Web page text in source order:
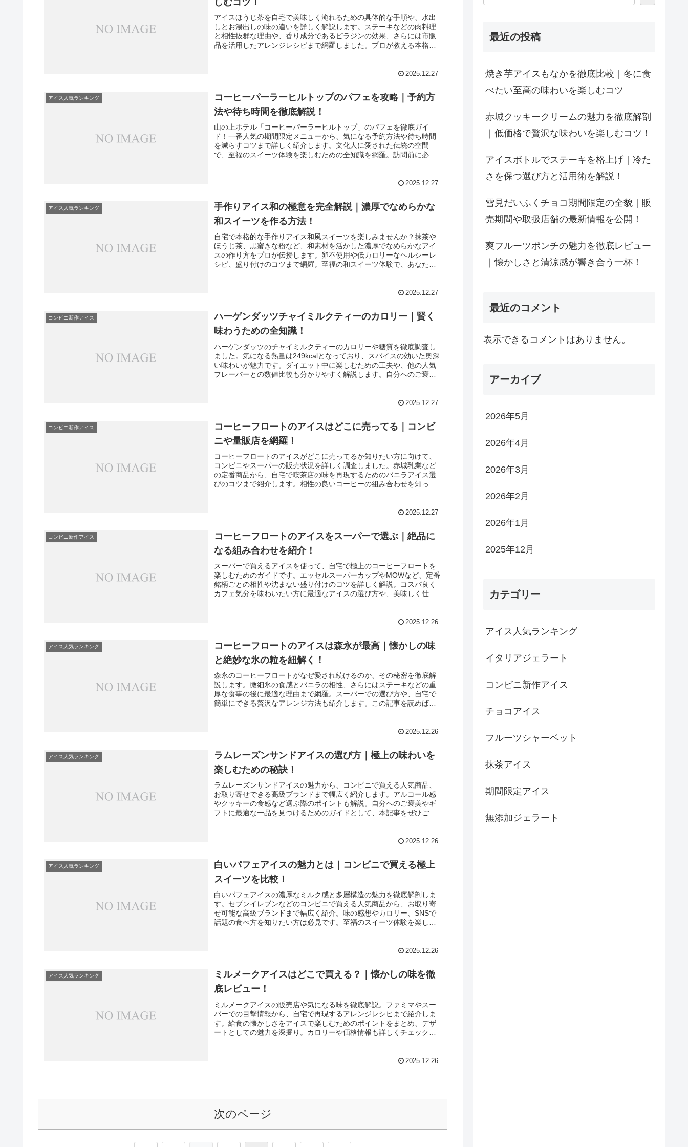
アイスほうじ茶を自宅で美味しく淹れるための具体的な手順や、水出
しとお湯出しの味の違いを詳しく解説します。ステーキなどの肉料理
と相性抜群な理由や、香り成分であるピラジンの効果、さらには市販
品を活用したアレンジレシピまで網羅しました。プロが教える本格的
2025.12.27
アイス人気ランキング
コーヒーパーラーヒルトップのパフェを攻略｜予約方
法や待ち時間を徹底解説！
山の上ホテル「コーヒーパーラーヒルトップ」のパフェを徹底ガイ
ド！一番人気の期間限定メニューから、気になる予約方法や待ち時間
を減らすコツまで詳しく紹介します。文化人に愛された伝統の空間
で、至福のスイーツ体験を楽しむための全知識を網羅。訪問前に必読
2025.12.27
アイス人気ランキング
手作りアイス和の極意を完全解説｜濃厚でなめらかな
和スイーツを作る方法！
自宅で本格的な手作りアイス和風スイーツを楽しみませんか？抹茶や
ほうじ茶、黒蜜きな粉など、和素材を活かした濃厚でなめらかなアイ
スの作り方をプロが伝授します。卵不使用や低カロリーなヘルシーレ
シピ、盛り付けのコツまで網羅。至福の和スイーツ体験で、あなたの
2025.12.27
コンビニ新作アイス
ハーゲンダッツチャイミルクティーのカロリー｜賢く
味わうための全知識！
ハーゲンダッツのチャイミルクティーのカロリーや糖質を徹底調査し
ました。気になる熱量は249kcalとなっており、スパイスの効いた奥深
い味わいが魅力です。ダイエット中に楽しむための工夫や、他の人気
フレーバーとの数値比較も分かりやすく解説します。自分へのご褒美
2025.12.27
コンビニ新作アイス
コーヒーフロートのアイスはどこに売ってる｜コンビ
ニや量販店を網羅！
コーヒーフロートのアイスがどこに売ってるか知りたい方に向けて、
コンビニやスーパーの販売状況を詳しく調査しました。赤城乳業など
の定番商品から、自宅で喫茶店の味を再現するためのバニラアイス選
びのコツまで紹介します。相性の良いコーヒーの組み合わせを知っ
2025.12.27
コンビニ新作アイス
コーヒーフロートのアイスをスーパーで選ぶ｜絶品に
なる組み合わせを紹介！
スーパーで買えるアイスを使って、自宅で極上のコーヒーフロートを
楽しむためのガイドです。エッセルスーパーカップやMOWなど、定番
銘柄ごとの相性や沈まない盛り付けのコツを詳しく解説。コスパ良く
カフェ気分を味わいたい方に最適なアイスの選び方や、美味しく仕上
2025.12.26
アイス人気ランキング
コーヒーフロートのアイスは森永が最高｜懐かしの味
と絶妙な氷の粒を紐解く！
森永のコーヒーフロートがなぜ愛され続けるのか、その秘密を徹底解
説します。微細氷の食感とバニラの相性、さらにはステーキなどの重
厚な食事の後に最適な理由まで網羅。スーパーでの選び方や、自宅で
簡単にできる贅沢なアレンジ方法も紹介します。この記事を読めば、
2025.12.26
アイス人気ランキング
ラムレーズンサンドアイスの選び方｜極上の味わいを
楽しむための秘訣！
ラムレーズンサンドアイスの魅力から、コンビニで買える人気商品、
お取り寄せできる高級ブランドまで幅広く紹介します。アルコール感
やクッキーの食感など選ぶ際のポイントも解説。自分へのご褒美やギ
フトに最適な一品を見つけるためのガイドとして、本記事をぜひご活
2025.12.26
アイス人気ランキング
白いパフェアイスの魅力とは｜コンビニで買える極上
スイーツを比較！
白いパフェアイスの濃厚なミルク感と多層構造の魅力を徹底解剖しま
す。セブンイレブンなどのコンビニで買える人気商品から、お取り寄
せ可能な高級ブランドまで幅広く紹介。味の感想やカロリー、SNSで
話題の食べ方を知りたい方は必見です。至福のスイーツ体験を楽しみ
2025.12.26
アイス人気ランキング
ミルメークアイスはどこで買える？｜懐かしの味を徹
底レビュー！
ミルメークアイスの販売店や気になる味を徹底解説。ファミマやスー
パーでの目撃情報から、自宅で再現するアレンジレシピまで紹介しま
す。給食の懐かしさをアイスで楽しむためのポイントをまとめ、デザ
ートとしての魅力を深掘り。カロリーや価格情報も詳しくチェックし
2025.12.26
次のページ
最近の投稿
焼き芋アイスもなかを徹底比較｜冬に食
べたい至高の味わいを楽しむコツ
赤城クッキークリームの魅力を徹底解剖
｜低価格で贅沢な味わいを楽しむコツ！
アイスボトルでステーキを格上げ｜冷た
さを保つ選び方と活用術を解説！
雪見だいふくチョコ期間限定の全貌｜販
売期間や取扱店舗の最新情報を公開！
爽フルーツポンチの魅力を徹底レビュー
｜懐かしさと清涼感が響き合う一杯！
最近のコメント
表示できるコメントはありません。
アーカイブ
2026年5月
2026年4月
2026年3月
2026年2月
2026年1月
2025年12月
カテゴリー
アイス人気ランキング
イタリアジェラート
コンビニ新作アイス
チョコアイス
フルーツシャーベット
抹茶アイス
期間限定アイス
無添加ジェラート